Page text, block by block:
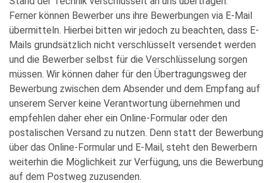
Ferner können Bewerber uns ihre Bewerbungen via E-Mail
übermitteln. Hierbei bitten wir jedoch zu beachten, dass E-
Mails grundsätzlich nicht verschlüsselt versendet werden
und die Bewerber selbst für die Verschlüsselung sorgen
müssen. Wir können daher für den Übertragungsweg der
Bewerbung zwischen dem Absender und dem Empfang auf
unserem Server keine Verantwortung übernehmen und
empfehlen daher eher ein Online-Formular oder den
postalischen Versand zu nutzen. Denn statt der Bewerbung
über das Online-Formular und E-Mail, steht den Bewerbern
weiterhin die Möglichkeit zur Verfügung, uns die Bewerbung
auf dem Postweg zuzusenden.